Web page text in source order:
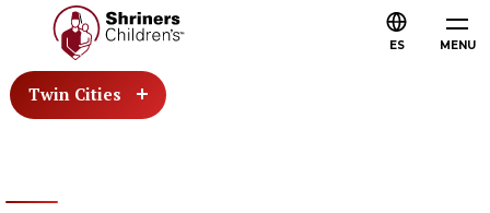
MENU
ES
Twin Cities